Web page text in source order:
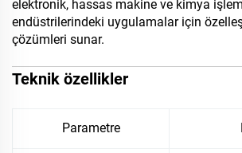
elektronik, hassas makine ve kimya
endüstrilerindeki uygulamalar için
çözümleri sunar.
Teknik özellikler
Parametre